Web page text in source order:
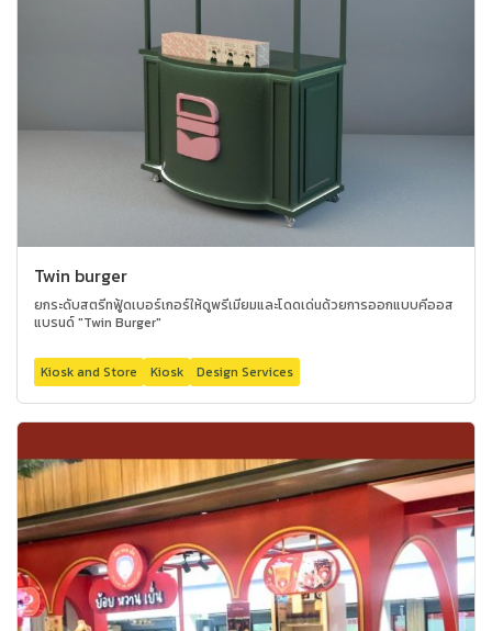
Twin burger
ยกระดับสตรีทฟู้ดเบอร์เกอร์ให้ดูพรีเมียมและโดดเด่นด้วยการออกแบบคีออส
แบรนด์ "Twin Burger"
Kiosk and Store Kiosk Design Services